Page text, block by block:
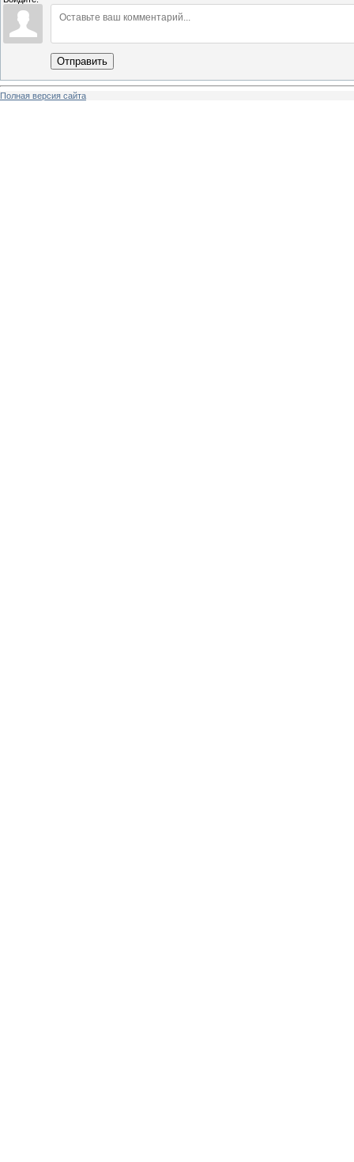
Отправить
Полная версия сайта